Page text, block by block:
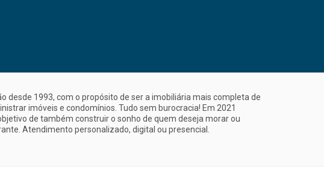
desde 1993, com o propósito de ser a imobiliária mais completa de
imóveis e condomínios. Tudo sem burocracia! Em 2021
de também construir o sonho de quem deseja morar ou
Atendimento personalizado, digital ou presencial.